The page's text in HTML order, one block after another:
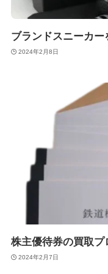
ブランドスニーカー
2024年2月8日
株主優待券の買取プ
2024年2月7日